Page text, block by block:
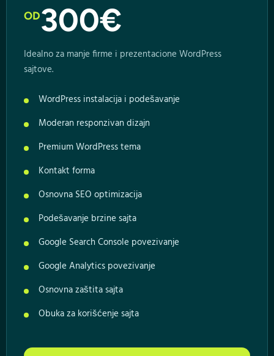
OD300€
Idealno za manje firme i prezentacione WordPress
sajtove.
WordPress instalacija i podešavanje
Moderan responzivan dizajn
Premium WordPress tema
Kontakt forma
Osnovna SEO optimizacija
Podešavanje brzine sajta
Google Search Console povezivanje
Google Analytics povezivanje
Osnovna zaštita sajta
Obuka za korišćenje sajta